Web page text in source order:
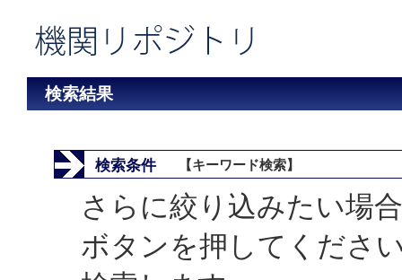
検索結果
検索条件 【キーワード検索】
さらに絞り込みたい場
ボタンを押してくださ